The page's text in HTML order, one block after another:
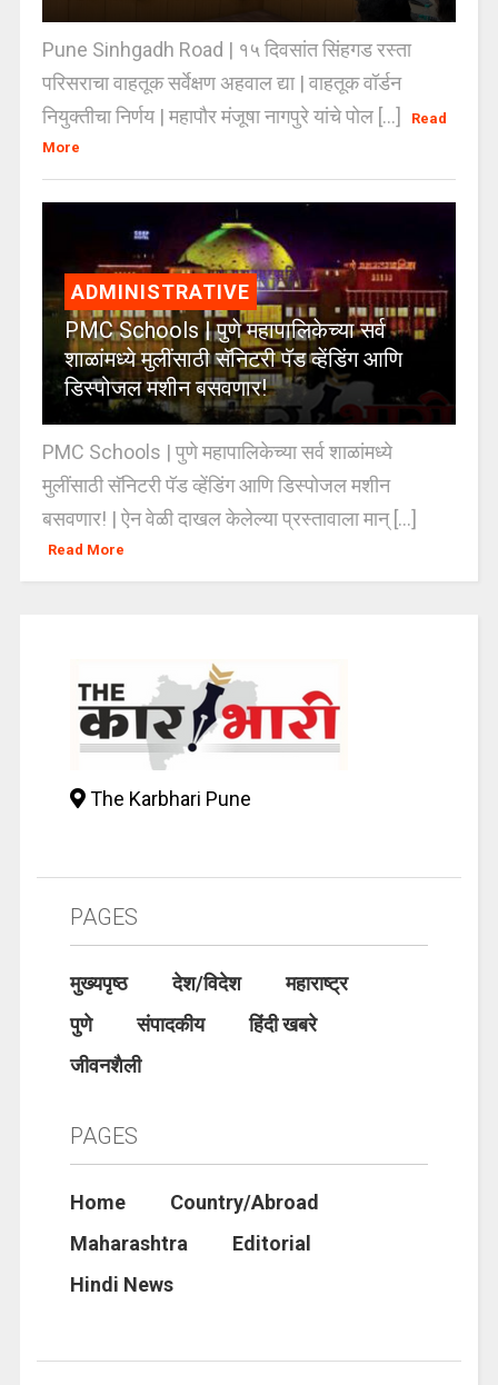
Pune Sinhgadh Road | १५ दिवसांत सिंहगड रस्ता
परिसराचा वाहतूक सर्वेक्षण अहवाल द्या | वाहतूक वॉर्डन
नियुक्तीचा निर्णय | महापौर मंजूषा नागपुरे यांचे पोल [...]
Read
More
ADMINISTRATIVE
PMC Schools | पुणे महापालिकेच्या सर्व
शाळांमध्ये मुलींसाठी सॅनिटरी पॅड व्हेंडिंग आणि
डिस्पोजल मशीन बसवणार!
PMC Schools | पुणे महापालिकेच्या सर्व शाळांमध्ये
मुलींसाठी सॅनिटरी पॅड व्हेंडिंग आणि डिस्पोजल मशीन
बसवणार! | ऐन वेळी दाखल केलेल्या प्रस्तावाला मान् [...]
Read More
The Karbhari Pune
PAGES
मुख्यपृष्ठ देश/विदेश
महाराष्ट्र
पुणे
संपादकीय
हिंदी खबरे
जीवनशैली
PAGES
Home
Country/Abroad
Maharashtra
Editorial
Hindi News